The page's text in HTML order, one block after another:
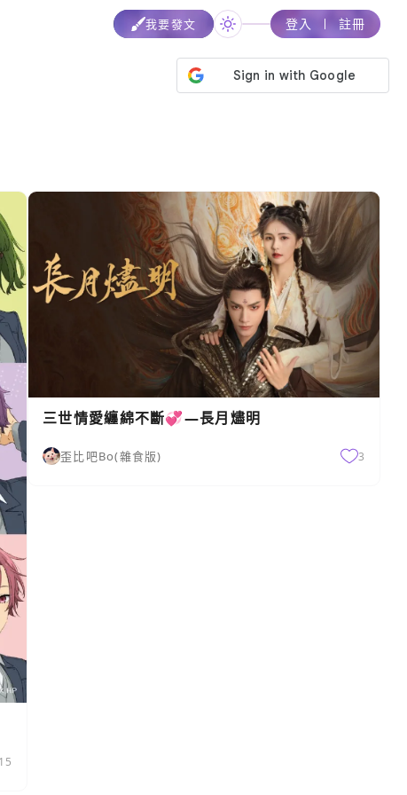
我要發文 登入 註冊
15
三世情愛纏綿不斷💞—長月燼明
歪比吧Bo(雜食版) 3